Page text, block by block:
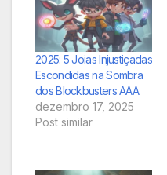
2025: 5 Joias Injustiçadas
Escondidas na Sombra
dos Blockbusters AAA
dezembro 17, 2025
Post similar